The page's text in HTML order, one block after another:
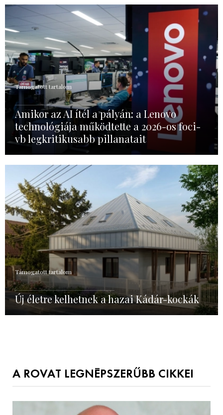
Támogatott tartalom
Amikor az AI ítél a pályán: a Lenovo
technológiája működtette a 2026-os foci-
vb legkritikusabb pillanatait
Támogatott tartalom
Új életre kelhetnek a hazai Kádár-kockák
A ROVAT LEGNÉPSZERŰBB CIKKEI